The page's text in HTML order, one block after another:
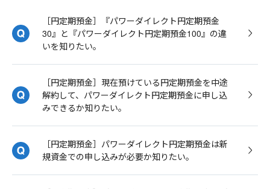
［円定期預金］『パワーダイレクト円定期預金
30』と『パワーダイレクト円定期預金100』の違
いを知りたい。
［円定期預金］現在預けている円定期預金を中途
解約して、パワーダイレクト円定期預金に申し込
みできるか知りたい。
［円定期預金］パワーダイレクト円定期預金は新
規資金での申し込みが必要か知りたい。